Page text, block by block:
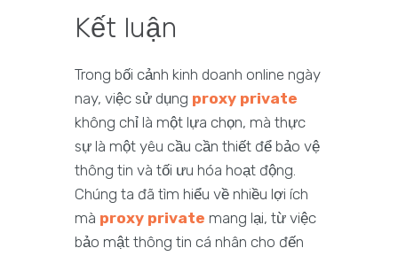
Kết luận
Trong bối cảnh kinh doanh online ngày
nay, việc sử dụng proxy private
không chỉ là một lựa chọn, mà thực
sự là một yêu cầu cần thiết để bảo vệ
thông tin và tối ưu hóa hoạt động.
Chúng ta đã tìm hiểu về nhiều lợi ích
mà proxy private mang lại, từ việc
bảo mật thông tin cá nhân cho đến